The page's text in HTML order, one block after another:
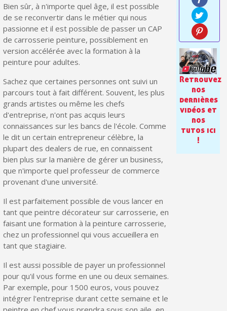
Votre devis en ligne en moins d'1 minute
Partagez vos créations et obtenez des bons d'achat
Gagnez des points de fidélité à chaque commande
Livraison sous 24 h en France Métropolitaine
Retour produits sous 14 jours
Réduction de 5€ sur la première commande
10€ de bon d'achat pour chaque parrainage
Inscription à la newsletter : 5€ de réduction
Bien sûr, à n'importe quel âge, il est possible
de se reconvertir dans le métier qui nous
passionne et il est possible de passer un CAP
de carrosserie peinture, possiblement en
version accélérée avec la formation à la
peinture pour adultes.
Sachez que certaines personnes ont suivi un
parcours tout à fait différent. Souvent, les plus
grands artistes ou même les chefs
d'entreprise, n'ont pas acquis leurs
connaissances sur les bancs de l'école. Comme
le dit un certain entrepreneur célèbre, la
plupart des dealers de rue, en connaissent
bien plus sur la manière de gérer un business,
que n'importe quel professeur de commerce
provenant d'une université.
Il est parfaitement possible de vous lancer en
tant que peintre décorateur sur carrosserie, en
faisant une formation à la peinture carrosserie,
chez un professionnel qui vous accueillera en
tant que stagiaire.
Il est aussi possible de payer un professionnel
pour qu'il vous forme en une ou deux semaines.
Par exemple, pour 1500 euros, vous pouvez
intégrer l'entreprise durant cette semaine et le
Retrouvez
nos
dernières
vidéos et
nos
tutos ici
!